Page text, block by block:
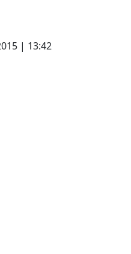
| 13:42